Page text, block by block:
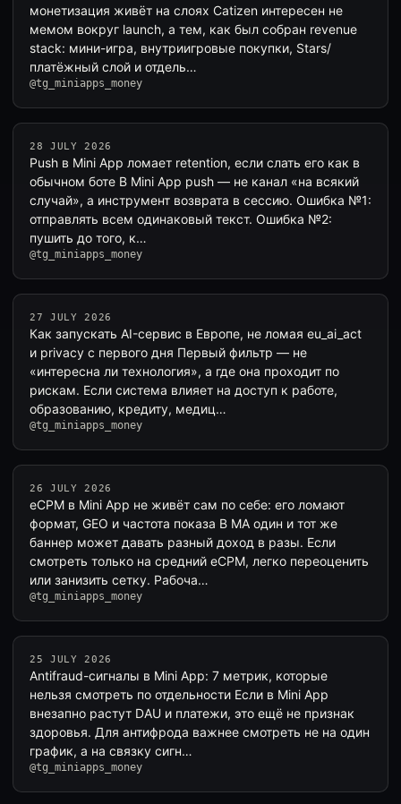
монетизация живёт на слоях Catizen интересен не
мемом вокруг launch, а тем, как был собран revenue
stack: мини-игра, внутриигровые покупки, Stars/
платёжный слой и отдель…
@tg_miniapps_money
28 JULY 2026
Push в Mini App ломает retention, если слать его как в
обычном боте В Mini App push — не канал «на всякий
случай», а инструмент возврата в сессию. Ошибка №1:
отправлять всем одинаковый текст. Ошибка №2:
пушить до того, к…
@tg_miniapps_money
27 JULY 2026
Как запускать AI-сервис в Европе, не ломая eu_ai_act
и privacy с первого дня Первый фильтр — не
«интересна ли технология», а где она проходит по
рискам. Если система влияет на доступ к работе,
образованию, кредиту, медиц…
@tg_miniapps_money
26 JULY 2026
eCPM в Mini App не живёт сам по себе: его ломают
формат, GEO и частота показа В MA один и тот же
баннер может давать разный доход в разы. Если
смотреть только на средний eCPM, легко переоценить
или занизить сетку. Рабоча…
@tg_miniapps_money
25 JULY 2026
Antifraud-сигналы в Mini App: 7 метрик, которые
нельзя смотреть по отдельности Если в Mini App
внезапно растут DAU и платежи, это ещё не признак
здоровья. Для антифрода важнее смотреть не на один
график, а на связку сигн…
@tg_miniapps_money